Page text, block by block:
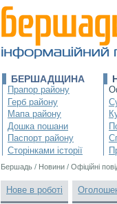
БЕРШАДЩИНА
Прапор району
Герб району
Мапа району
Дошка пошани
Паспорт району
Сторінками історії
Бершадь / Новини / Офіційні
Нове в роботі